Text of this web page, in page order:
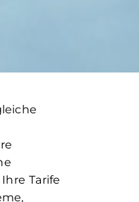
Tarife